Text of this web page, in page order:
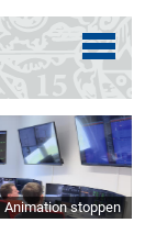
Animation stoppen